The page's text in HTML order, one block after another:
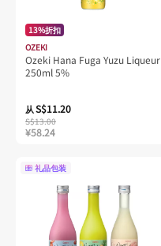
13%折扣
OZEKI
Ozeki Hana Fuga Yuzu Liqueur
250ml 5%
从S$11.20
S$13.00
¥58.24
礼品包装